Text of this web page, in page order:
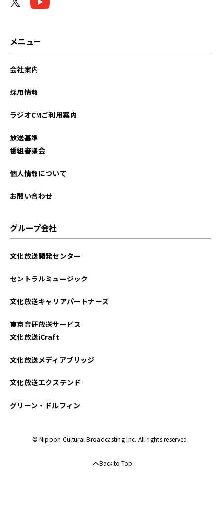
2025年08月
2025年05月
2024年10月
2024年09月
2024年08月
メニュー
会社案内
採用情報
ラジオCMご利用案内
放送基準
番組審議会
個人情報について
お問い合わせ
グループ会社
文化放送開発センター
セントラルミュージック
文化放送キャリアパートナーズ
東京音研放送サービス
文化放送iCraft
文化放送メディアブリッジ
文化放送エクステンド
グリーン・ドルフィン
© Nippon Cultural Broadcasting Inc. All rights reserved.
Back to Top